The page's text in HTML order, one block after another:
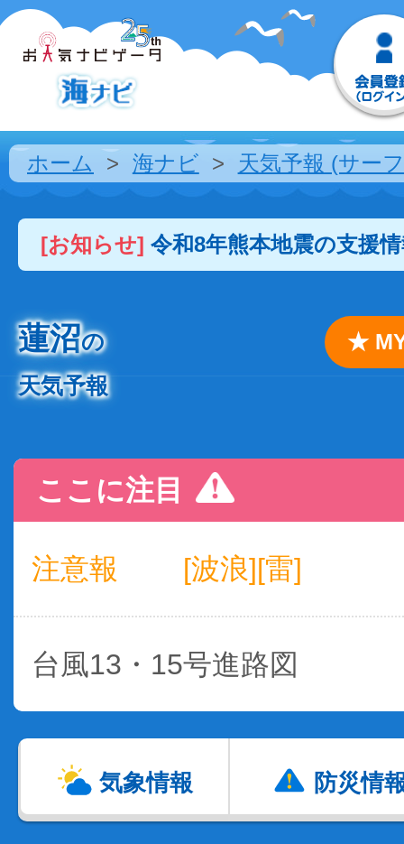
ホーム 海ナビ 天気予報 (サー
[お知らせ] 令和8年熊本地震の支援
蓮沼の
天気予報
★
ここに注目
注意報 [波浪][雷]
台風13・15号進路図
気象情報 防災情